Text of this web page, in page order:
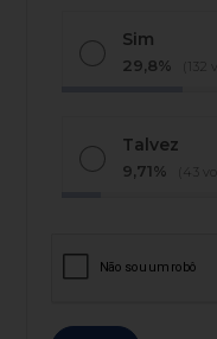
Sim
29,8% (132
Talvez
9,71% (43